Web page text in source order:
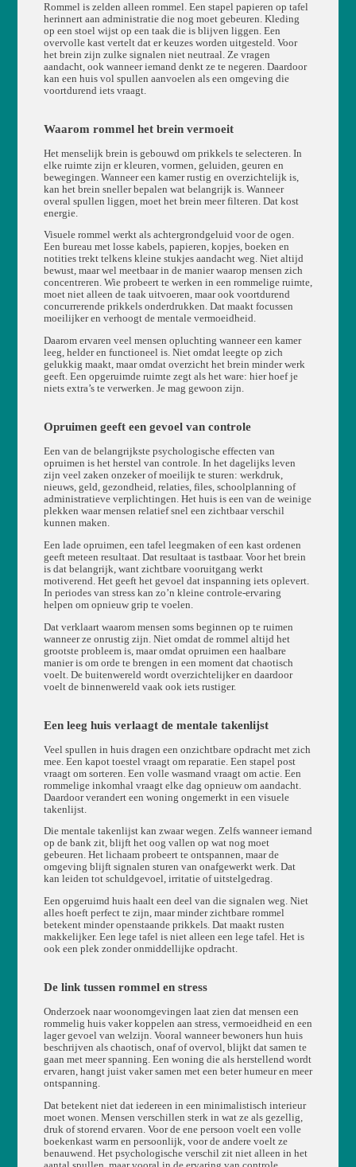
Rommel is zelden alleen rommel. Een stapel papieren op tafel
herinnert aan administratie die nog moet gebeuren. Kleding
op een stoel wijst op een taak die is blijven liggen. Een
overvolle kast vertelt dat er keuzes worden uitgesteld. Voor
het brein zijn zulke signalen niet neutraal. Ze vragen
aandacht, ook wanneer iemand denkt ze te negeren. Daardoor
kan een huis vol spullen aanvoelen als een omgeving die
voortdurend iets vraagt.
Waarom rommel het brein vermoeit
Het menselijk brein is gebouwd om prikkels te selecteren. In
elke ruimte zijn er kleuren, vormen, geluiden, geuren en
bewegingen. Wanneer een kamer rustig en overzichtelijk is,
kan het brein sneller bepalen wat belangrijk is. Wanneer
overal spullen liggen, moet het brein meer filteren. Dat kost
energie.
Visuele rommel werkt als achtergrondgeluid voor de ogen.
Een bureau met losse kabels, papieren, kopjes, boeken en
notities trekt telkens kleine stukjes aandacht weg. Niet altijd
bewust, maar wel meetbaar in de manier waarop mensen zich
concentreren. Wie probeert te werken in een rommelige ruimte,
moet niet alleen de taak uitvoeren, maar ook voortdurend
concurrerende prikkels onderdrukken. Dat maakt focussen
moeilijker en verhoogt de mentale vermoeidheid.
Daarom ervaren veel mensen opluchting wanneer een kamer
leeg, helder en functioneel is. Niet omdat leegte op zich
gelukkig maakt, maar omdat overzicht het brein minder werk
geeft. Een opgeruimde ruimte zegt als het ware: hier hoef je
niets extra’s te verwerken. Je mag gewoon zijn.
Opruimen geeft een gevoel van controle
Een van de belangrijkste psychologische effecten van
opruimen is het herstel van controle. In het dagelijks leven
zijn veel zaken onzeker of moeilijk te sturen: werkdruk,
nieuws, geld, gezondheid, relaties, files, schoolplanning of
administratieve verplichtingen. Het huis is een van de weinige
plekken waar mensen relatief snel een zichtbaar verschil
kunnen maken.
Een lade opruimen, een tafel leegmaken of een kast ordenen
geeft meteen resultaat. Dat resultaat is tastbaar. Voor het brein
is dat belangrijk, want zichtbare vooruitgang werkt
motiverend. Het geeft het gevoel dat inspanning iets oplevert.
In periodes van stress kan zo’n kleine controle-ervaring
helpen om opnieuw grip te voelen.
Dat verklaart waarom mensen soms beginnen op te ruimen
wanneer ze onrustig zijn. Niet omdat de rommel altijd het
grootste probleem is, maar omdat opruimen een haalbare
manier is om orde te brengen in een moment dat chaotisch
voelt. De buitenwereld wordt overzichtelijker en daardoor
voelt de binnenwereld vaak ook iets rustiger.
Een leeg huis verlaagt de mentale takenlijst
Veel spullen in huis dragen een onzichtbare opdracht met zich
mee. Een kapot toestel vraagt om reparatie. Een stapel post
vraagt om sorteren. Een volle wasmand vraagt om actie. Een
rommelige inkomhal vraagt elke dag opnieuw om aandacht.
Daardoor verandert een woning ongemerkt in een visuele
takenlijst.
Die mentale takenlijst kan zwaar wegen. Zelfs wanneer iemand
op de bank zit, blijft het oog vallen op wat nog moet
gebeuren. Het lichaam probeert te ontspannen, maar de
omgeving blijft signalen sturen van onafgewerkt werk. Dat
kan leiden tot schuldgevoel, irritatie of uitstelgedrag.
Een opgeruimd huis haalt een deel van die signalen weg. Niet
alles hoeft perfect te zijn, maar minder zichtbare rommel
betekent minder openstaande prikkels. Dat maakt rusten
makkelijker. Een lege tafel is niet alleen een lege tafel. Het is
ook een plek zonder onmiddellijke opdracht.
De link tussen rommel en stress
Onderzoek naar woonomgevingen laat zien dat mensen een
rommelig huis vaker koppelen aan stress, vermoeidheid en een
lager gevoel van welzijn. Vooral wanneer bewoners hun huis
beschrijven als chaotisch, onaf of overvol, blijkt dat samen te
gaan met meer spanning. Een woning die als herstellend wordt
ervaren, hangt juist vaker samen met een beter humeur en meer
ontspanning.
Dat betekent niet dat iedereen in een minimalistisch interieur
moet wonen. Mensen verschillen sterk in wat ze als gezellig,
druk of storend ervaren. Voor de ene persoon voelt een volle
boekenkast warm en persoonlijk, voor de andere voelt ze
benauwend. Het psychologische verschil zit niet alleen in het